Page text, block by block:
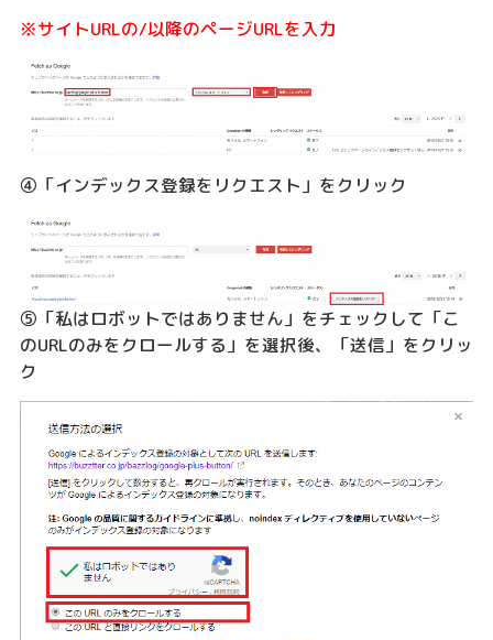
※サイトURLの/以降のページURLを入力
④「インデックス登録をリクエスト」をクリック
⑤「私はロボットではありません」をチェックして「こ
のURLのみをクロールする」を選択後、「送信」をクリッ
ク